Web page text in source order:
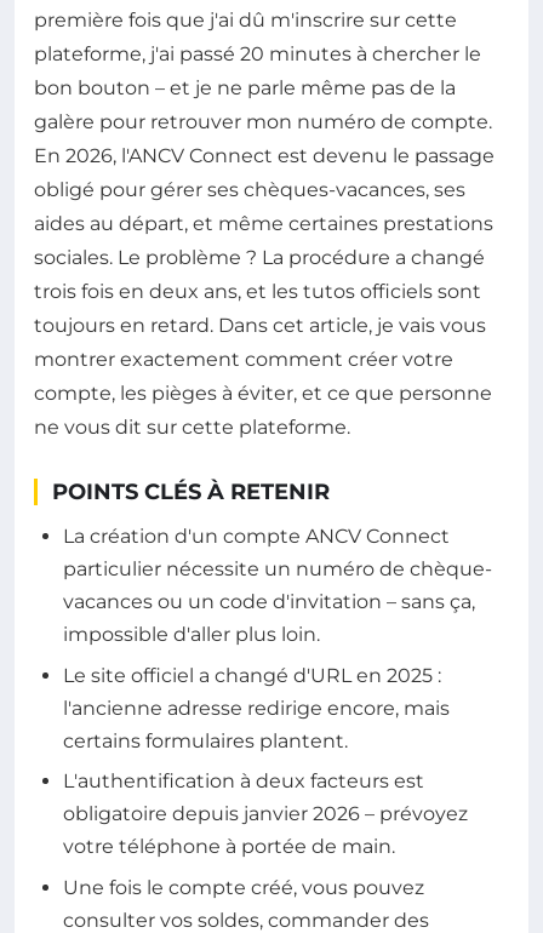
première fois que j'ai dû m'inscrire sur cette
plateforme, j'ai passé 20 minutes à chercher le
bon bouton – et je ne parle même pas de la
galère pour retrouver mon numéro de compte.
En 2026, l'ANCV Connect est devenu le passage
obligé pour gérer ses chèques-vacances, ses
aides au départ, et même certaines prestations
sociales. Le problème ? La procédure a changé
trois fois en deux ans, et les tutos officiels sont
toujours en retard. Dans cet article, je vais vous
montrer exactement comment créer votre
compte, les pièges à éviter, et ce que personne
ne vous dit sur cette plateforme.
POINTS CLÉS À RETENIR
La création d'un compte ANCV Connect
particulier nécessite un numéro de chèque-
vacances ou un code d'invitation – sans ça,
impossible d'aller plus loin.
Le site officiel a changé d'URL en 2025 :
l'ancienne adresse redirige encore, mais
certains formulaires plantent.
L'authentification à deux facteurs est
obligatoire depuis janvier 2026 – prévoyez
votre téléphone à portée de main.
Une fois le compte créé, vous pouvez
consulter vos soldes, commander des